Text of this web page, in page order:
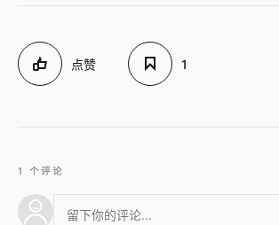
点赞 1
1 个评论